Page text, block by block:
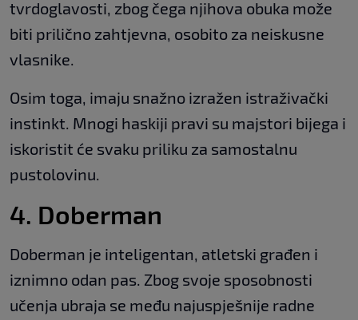
tvrdoglavosti, zbog čega njihova obuka može
biti prilično zahtjevna, osobito za neiskusne
vlasnike.
Osim toga, imaju snažno izražen istraživački
instinkt. Mnogi haskiji pravi su majstori bijega i
iskoristit će svaku priliku za samostalnu
pustolovinu.
4. Doberman
Doberman je inteligentan, atletski građen i
iznimno odan pas. Zbog svoje sposobnosti
učenja ubraja se među najuspješnije radne